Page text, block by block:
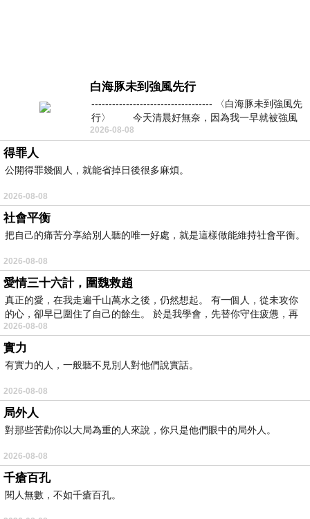
白海豚未到強風先行
----------------------------------- 〈白海豚未到強風先
行〉 今天清晨好無奈，因為我一早就被強風
2026-08-08
得罪人
公開得罪幾個人，就能省掉日後很多麻煩。
2026-08-08
社會平衡
把自己的痛苦分享給別人聽的唯一好處，就是這樣做能維持社會平衡。
2026-08-08
愛情三十六計，圍魏救趙
真正的愛，在我走遍千山萬水之後，仍然想起。 有一個人，從未攻你
的心，卻早已圍住了自己的餘生。 於是我學會，先替你守住疲憊，再
2026-08-08
實力
有實力的人，一般聽不見別人對他們說實話。
2026-08-08
局外人
對那些苦勸你以大局為重的人來說，你只是他們眼中的局外人。
2026-08-08
千瘡百孔
閱人無數，不如千瘡百孔。